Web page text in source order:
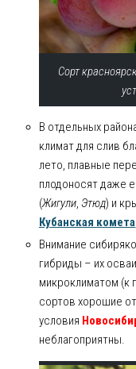
Сорт
В отдельных
климат для слив
лето, плавные
плодоносят даже
(Жигули, Этюд) и
Кубанская комета,
Внимание
гибриды – их
микроклиматом (к
сортов хорошие
условия
неблагоприятны.